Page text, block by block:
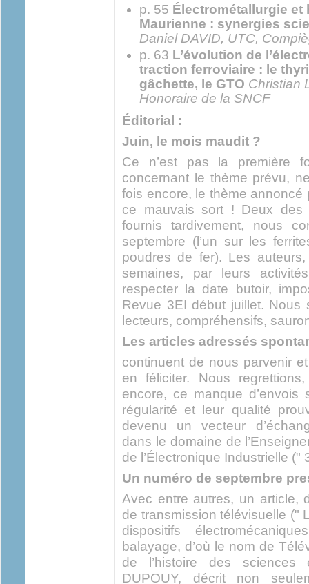
p. 55 Électrométallurgie
Maurienne : synergies
Daniel DAVID, UTC,
p. 63 L’évolution de
traction ferroviaire : le
gâchette, le GTO Christian
Honoraire de la SNCF
Éditorial :
Juin, le mois maudit ?
Ce n’est pas la première
concernant le thème prévu,
fois encore, le thème
ce mauvais sort ! Deux des
fournis tardivement, nous
septembre (l’un sur les
poudres de fer). Les
semaines, par leurs
respecter la date butoir,
Revue 3EI début juillet. Nous
lecteurs, compréhensifs,
Les articles adressés
continuent de nous parvenir
en féliciter. Nous
encore, ce manque d’envois
régularité et leur qualité
devenu un vecteur
dans le domaine de
de l’Électronique Industrielle ("
Un numéro de septembre
Avec entre autres, un article,
de transmission télévisuelle ("
dispositifs
balayage, d’où le nom de
de l’histoire des sciences
DUPOUY, décrit non